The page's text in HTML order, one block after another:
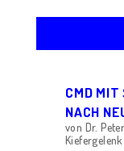
CMD MIT
NACH
von Dr.
Kiefergelenk